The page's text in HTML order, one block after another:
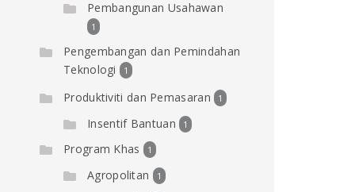
Pembangunan Usahawan
1
Pengembangan dan Pemindahan
Teknologi
1
Produktiviti dan Pemasaran 1
Insentif Bantuan 1
Program Khas 1
Agropolitan 1